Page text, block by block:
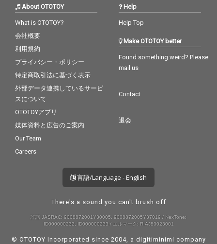
About OTOTOY
What is OTOTOY?
会社概要
利用規約
プライバシー・ポリシー
特定商取引法に基づく表示
外部データ連携しているサービ
スについて
OTOTOYアプリ
媒体資料と広告のご案内
Our Team
Careers
Help
Help Top
Make OTOTOY better
Found something weird? Please
mail us
Contact
退会
言語/Language - English
There's a sound you can't brush off
許諾 JASRAC: 9008872001Y30005, 9008872005Y37019 / NexTone:
ID000000232, ID000000233 / エルマーク: RIAJ80023001
© OTOTOY Incorporated since 2004, a digitiminimi company